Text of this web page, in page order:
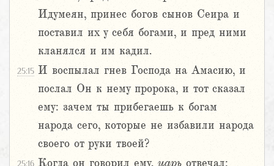
Идумеян, принес богов сынов Сеира и
поставил их у себя богами, и пред ними
кланялся и им кадил.
25:15 И воспылал гнев Господа на Амасию, и
послал Он к нему пророка, и тот сказал
ему: зачем ты прибегаешь к богам
народа сего, которые не избавили народа
своего от руки твоей?
25:16 Когда он говорил ему, царь отвечал: